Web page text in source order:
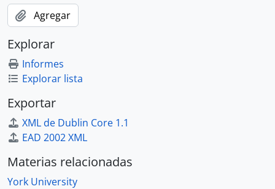
Agregar
Explorar
Informes
Explorar lista
Exportar
XML de Dublin Core 1.1
EAD 2002 XML
Materias relacionadas
York University